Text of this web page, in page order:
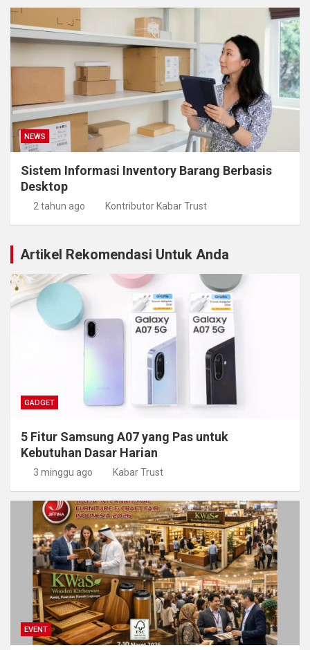
NEWS
Sistem Informasi Inventory Barang Berbasis
Desktop
2 tahun ago Kontributor Kabar Trust
Artikel Rekomendasi Untuk Anda
GADGET
5 Fitur Samsung A07 yang Pas untuk
Kebutuhan Dasar Harian
3 minggu ago Kabar Trust
EVENT